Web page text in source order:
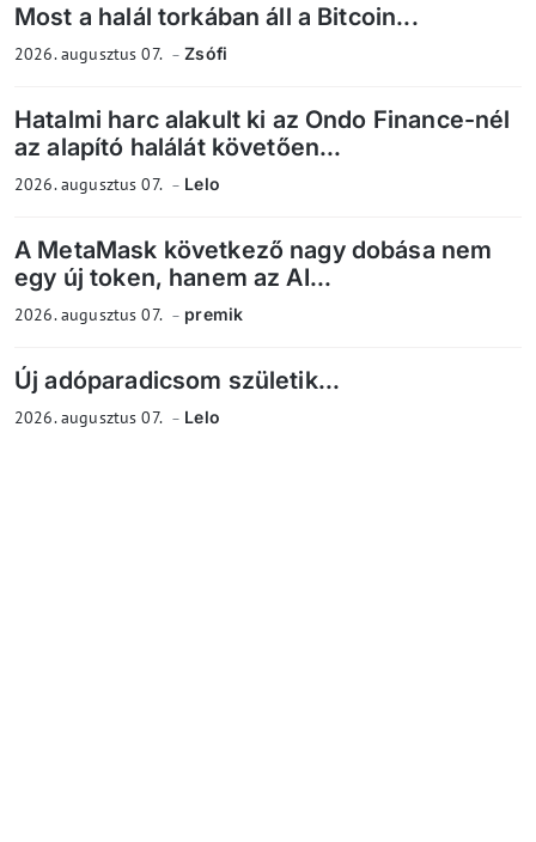
Most a halál torkában áll a Bitcoin...
2026. augusztus 07. Zsófi
Hatalmi harc alakult ki az Ondo Finance-nél
az alapító halálát követően...
2026. augusztus 07. Lelo
A MetaMask következő nagy dobása nem
egy új token, hanem az AI...
2026. augusztus 07. premik
Új adóparadicsom születik...
2026. augusztus 07. Lelo